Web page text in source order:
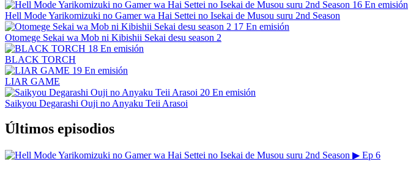
16 En emisión
Hell Mode Yarikomizuki no Gamer wa Hai Settei no Isekai de Musou suru 2nd Season
17 En emisión
Otomege Sekai wa Mob ni Kibishii Sekai desu season 2
18 En emisión
BLACK TORCH
19 En emisión
LIAR GAME
20 En emisión
Saikyou Degarashi Ouji no Anyaku Teii Arasoi
Últimos episodios
▶ Ep 6